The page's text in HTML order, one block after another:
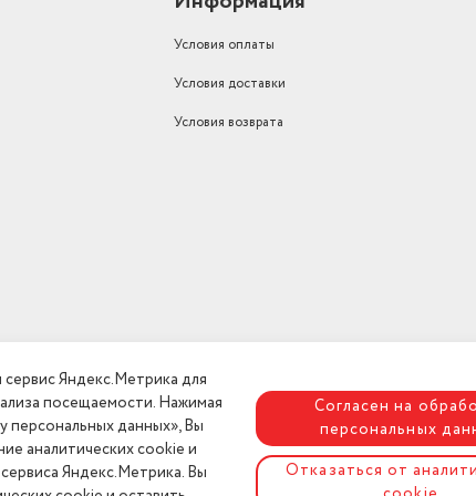
Условия оплаты
Условия доставки
Условия возврата
Яндекс.Метрика для
посещаемости. Нажимая
персональных данных», Вы
аналитических cookie и
Яндекс.Метрика. Вы
Согласен на
персональных
Отказаться от